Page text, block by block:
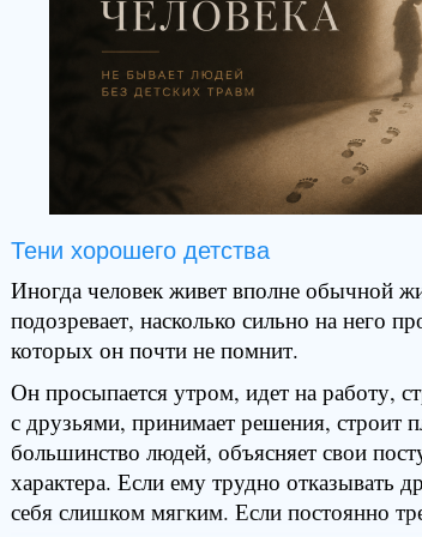
Что особенно интересно, объяснение
логичным.
«Сейчас человек, наверное, занят»
«Лучше не отвлекать»
«Позвоню после обеда»
«Вечером уже неудобно»
Все это звучит настолько разумно, что
верить собственным объяснениям. Хотя
чувствует, что дело совсем не в выборе
Есть еще одна особенность, которую
звонок не сделан, он словно продолжает
Можно заниматься своими делами,
разговаривать с близкими, но мысль о
позвонить, никуда не исчезает. Она не
Тени хорошего детства
Иногда человек живет вполне обычной
подозревает, насколько сильно на него
которых он почти не помнит.
Он просыпается утром, идет на работу,
с друзьями, принимает решения, строит
большинство людей, объясняет свои
характера. Если ему трудно отказывать
себя слишком мягким. Если постоянно